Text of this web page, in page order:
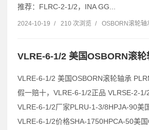
推荐：FLRC-2-1/2，INA GG...
2024-10-19 / 210 次浏览 / OSBORN滚轮轴
VLRE-6-1/2 美国OSBORN滚
VLRE-6-1/2 美国OSBORN滚轮轴承
假一赔十，VLRE-6-1/2正品 VLRSE-2-1/
VLRE-6-1/2厂家PLRU-1-3/8HPJA-90美
VLRE-6-1/2价格SHA-1750HPCA-50美